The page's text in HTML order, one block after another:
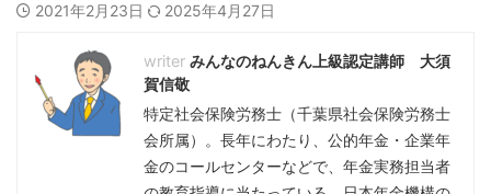
2021年2月23日 2025年4月27日
みんなのねんきん上級認定講師 大須
賀信敬
特定社会保険労務士（千葉県社会保険労務士
会所属）。長年にわたり、公的年金・企業年
金のコールセンターなどで、年金実務担当者